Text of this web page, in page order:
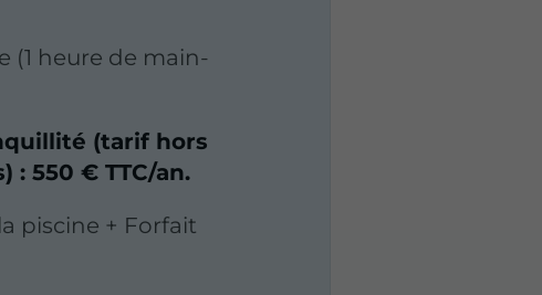
(1 heure de main-
(tarif hors
550 € TTC/an.
piscine + Forfait